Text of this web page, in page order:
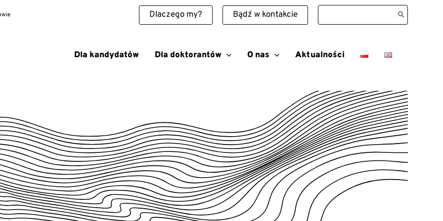
Dlaczego my? Bądź w kontakcie
Search
for:
Dla kandydatów Dla doktorantów O nas Aktualności